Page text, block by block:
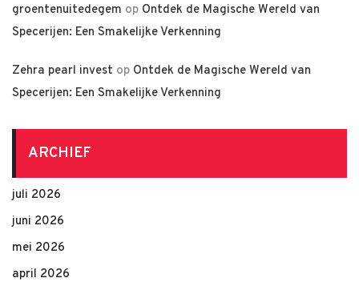
groentenuitedegem op Ontdek de Magische Wereld van
Specerijen: Een Smakelijke Verkenning
Zehra pearl invest op Ontdek de Magische Wereld van
Specerijen: Een Smakelijke Verkenning
ARCHIEF
juli 2026
juni 2026
mei 2026
april 2026